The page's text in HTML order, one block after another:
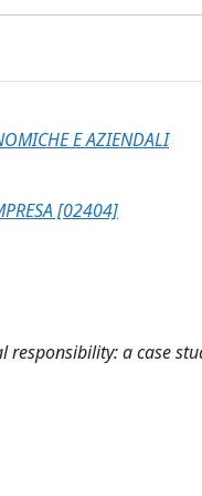
E AZIENDALI
[02404]
responsibility: a case